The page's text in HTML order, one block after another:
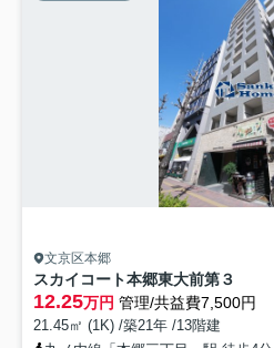
文京区本郷
スカイコート本郷東大前第３
12.25万円 管理/共益費7,500円
21.45㎡ (1K) /築21年 /13階建